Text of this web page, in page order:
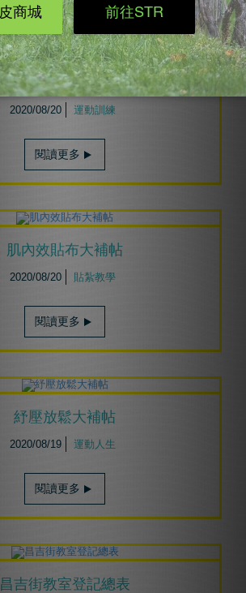
專項運動大補帖
2020/08/20 運動訓練
閱讀更多
肌內效貼布大補帖
2020/08/20 貼紮教學
閱讀更多
紓壓放鬆大補帖
2020/08/19 運動人生
閱讀更多
昌吉街教室登記總表